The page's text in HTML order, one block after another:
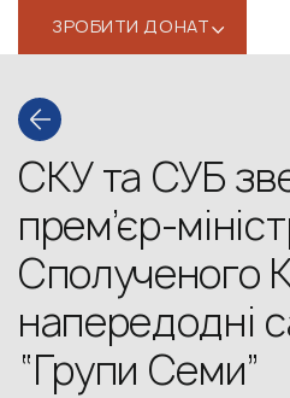
ЗРОБИТИ ДОНАТ‹
СКУ та СУБ
прем’єр-
Сполученого
напередодні
“Групи Семи”